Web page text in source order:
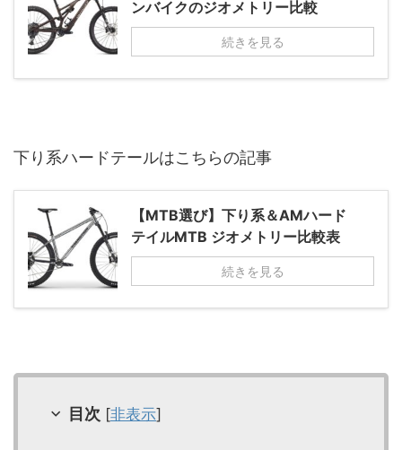
ンバイクのジオメトリー比較
続きを見る
下り系ハードテールはこちらの記事
【MTB選び】下り系＆AMハード
テイルMTB ジオメトリー比較表
続きを見る
目次 [非表示]